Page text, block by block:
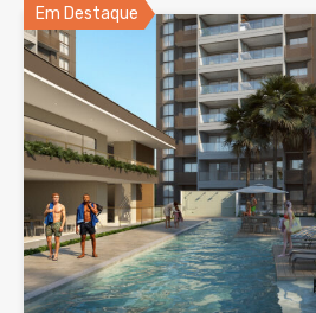
Em Destaque